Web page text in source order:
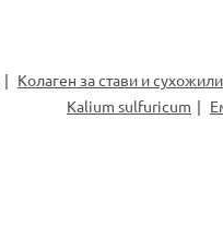
Колаген за стави и
Kalium sulfuricum